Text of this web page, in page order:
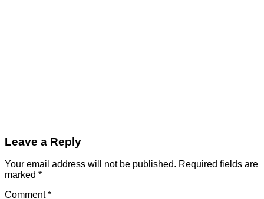
Leave a Reply
Your email address will not be published. Required fields are
marked *
Comment*